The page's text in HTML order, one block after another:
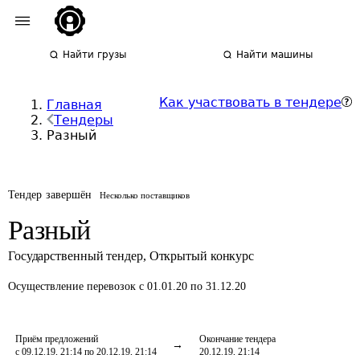
Найти грузы Найти машины
Главная
Тендеры
Разный
Как участвовать в тендере
Тендер завершён Несколько поставщиков
Разный
Государственный тендер, Открытый конкурс
Осуществление перевозок с 01.01.20 по 31.12.20
Приём предложений
с 09.12.19, 21:14 по 20.12.19, 21:14
Окончание тендера
20.12.19, 21:14